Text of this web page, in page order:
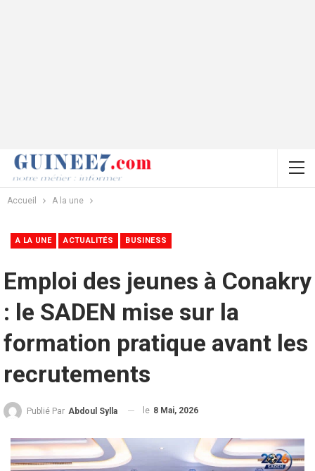
Accueil A la une
A LA UNE ACTUALITÉS BUSINESS
Emploi des jeunes à Conakry
: le SADEN mise sur la
formation pratique avant les
recrutements
Publié Par Abdoul Sylla le 8 Mai, 2026